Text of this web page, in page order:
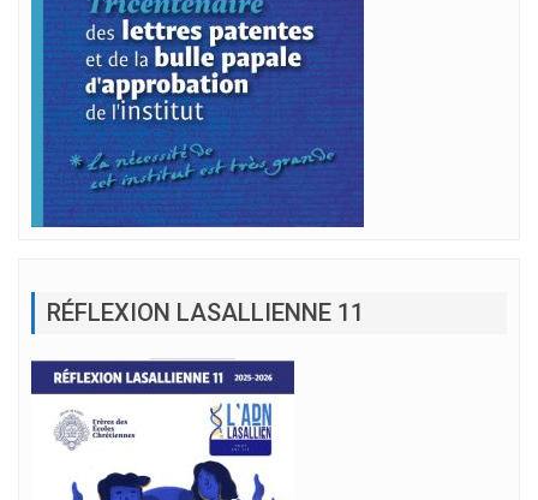
RÉFLEXION LASALLIENNE 11